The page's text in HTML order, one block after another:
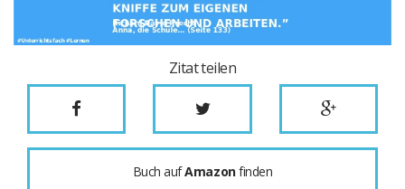
Zitat teilen
Buch aufAmazonfinden